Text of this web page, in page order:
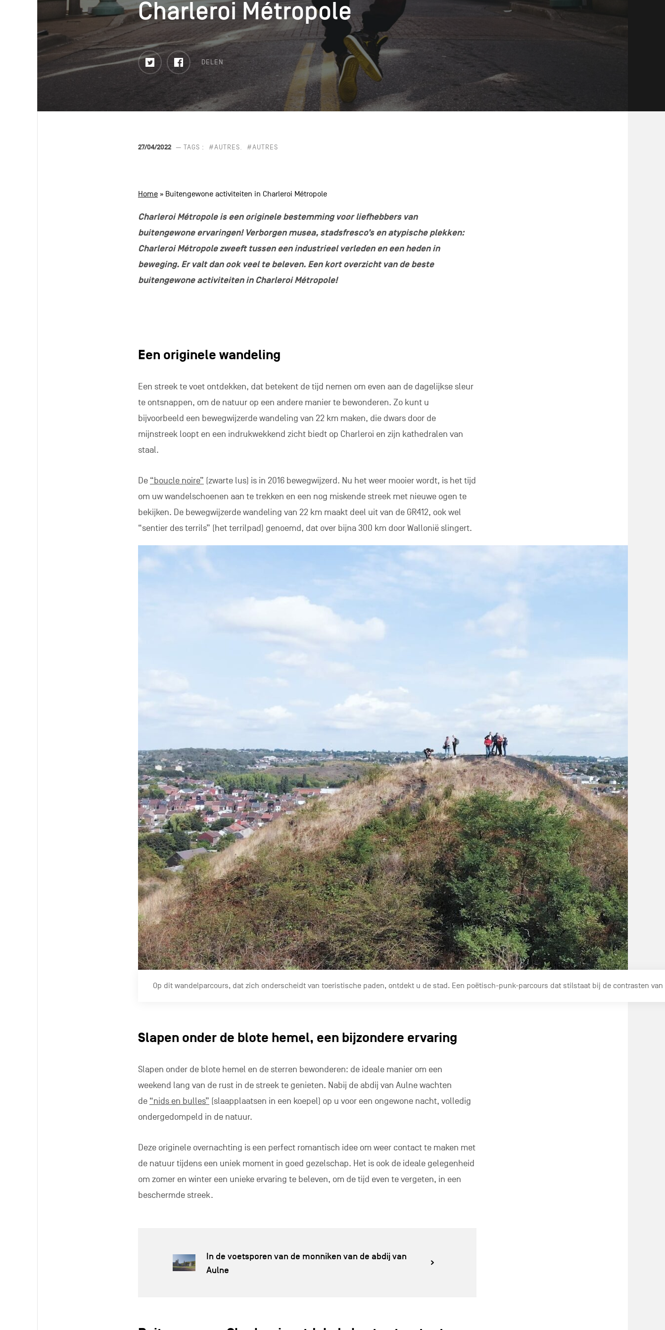
Charleroi Métropole
DELEN
Twitter Facebook
Charleroi Métropole
27/04/2022 — TAGS : #AUTRES #AUTRES
Home» Buitengewone activiteiten in Charleroi Métropole
Charleroi Métropole is een originele bestemming voor liefhebbers van
buitengewone ervaringen! Verborgen musea, stadsfresco’s en atypische plekken:
Charleroi Métropole zweeft tussen een industrieel verleden en een heden in
beweging. Er valt dan ook veel te beleven. Een kort overzicht van de beste
buitengewone activiteiten in Charleroi Métropole!
Een originele wandeling
Een streek te voet ontdekken, dat betekent de tijd nemen om even aan de dagelijkse sleur
te ontsnappen, om de natuur op een andere manier te bewonderen. Zo kunt u
bijvoorbeeld een bewegwijzerde wandeling van 22 km maken, die dwars door de
mijnstreek loopt en een indrukwekkend zicht biedt op Charleroi en zijn kathedralen van
staal.
De “boucle noire” (zwarte lus) is in 2016 bewegwijzerd. Nu het weer mooier wordt, is het tijd
om uw wandelschoenen aan te trekken en een nog miskende streek met nieuwe ogen te
bekijken. De bewegwijzerde wandeling van 22 km maakt deel uit van de GR412, ook wel
“sentier des terrils” (het terrilpad) genoemd, dat over bijna 300 km door Wallonië slingert.
Op dit wandelparcours, dat zich onderscheidt van toeristische paden, ontdekt u de stad. Een poëtisch-punk-parcours dat stilstaat bij de contrasten
Slapen onder de blote hemel, een bijzondere ervaring
Slapen onder de blote hemel en de sterren bewonderen: de ideale manier om een
weekend lang van de rust in de streek te genieten. Nabij de abdij van Aulne wachten
de “nids en bulles” (slaapplaatsen in een koepel) op u voor een ongewone nacht, volledig
ondergedompeld in de natuur.
Deze originele overnachting is een perfect romantisch idee om weer contact te maken met
de natuur tijdens een uniek moment in goed gezelschap. Het is ook de ideale gelegenheid
om zomer en winter een unieke ervaring te beleven, om de tijd even te vergeten, in een
beschermde streek.
In de voetsporen van de monniken van de abdij van
Aulne